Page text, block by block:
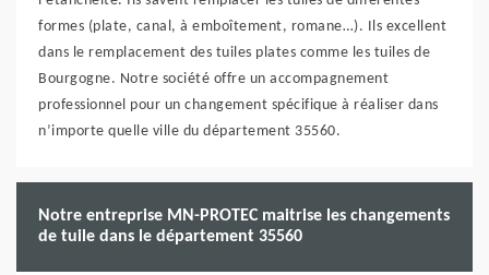
formes (plate, canal, à emboîtement, romane…). Ils excellent
dans le remplacement des tuiles plates comme les tuiles de
Bourgogne. Notre société offre un accompagnement
professionnel pour un changement spécifique à réaliser dans
n’importe quelle ville du département 35560.
Notre entreprise MN-PROTEC maitrise les changements
de tuile dans le département 35560